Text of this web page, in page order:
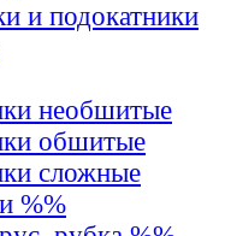
и подокатники
необшитые
обшитые
сложные
%%